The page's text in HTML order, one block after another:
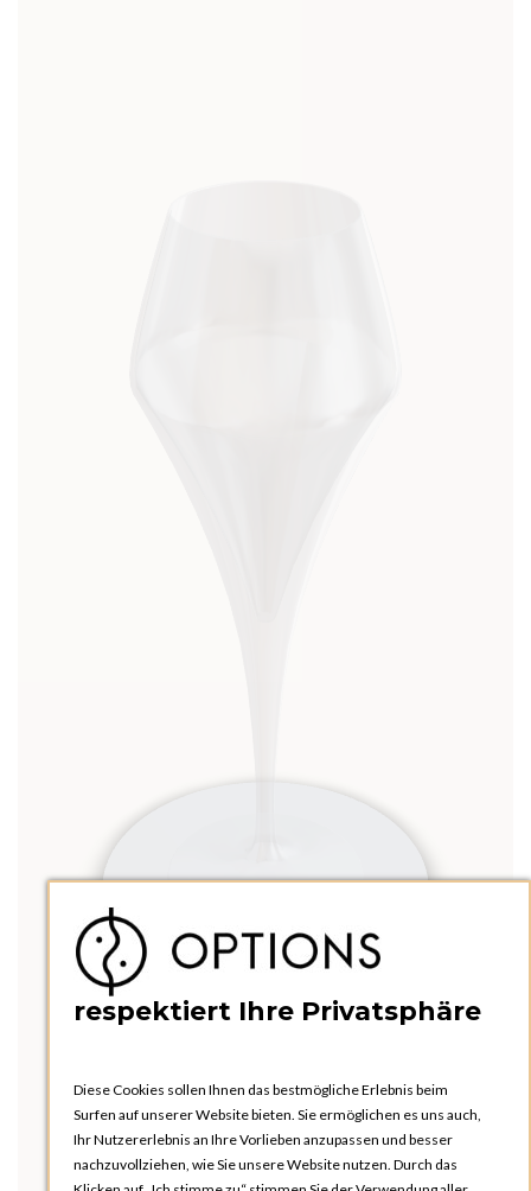
respektiert Ihre Privatsphäre
Diese Cookies sollen Ihnen das bestmögliche Erlebnis beim
Surfen auf unserer Website bieten. Sie ermöglichen es uns auch,
Ihr Nutzererlebnis an Ihre Vorlieben anzupassen und besser
nachzuvollziehen, wie Sie unsere Website nutzen. Durch das